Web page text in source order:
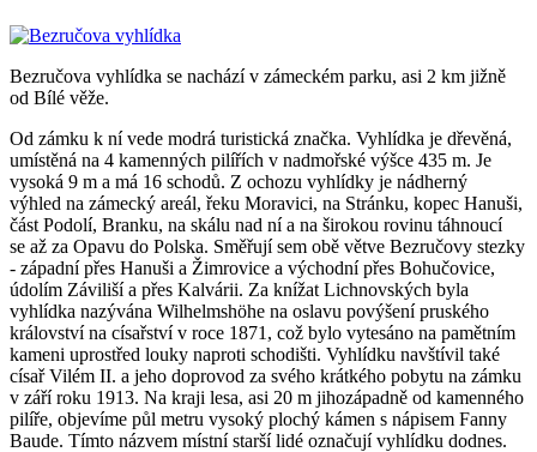
Bezručova vyhlídka se nachází v zámeckém parku, asi 2 km jižně
od Bílé věže.
Od zámku k ní vede modrá turistická značka. Vyhlídka je dřevěná,
umístěná na 4 kamenných pilířích v nadmořské výšce 435 m. Je
vysoká 9 m a má 16 schodů. Z ochozu vyhlídky je nádherný
výhled na zámecký areál, řeku Moravici, na Stránku, kopec Hanuši,
část Podolí, Branku, na skálu nad ní a na širokou rovinu táhnoucí
se až za Opavu do Polska. Směřují sem obě větve Bezručovy stezky
- západní přes Hanuši a Žimrovice a východní přes Bohučovice,
údolím Záviliší a přes Kalvárii. Za knížat Lichnovských byla
vyhlídka nazývána Wilhelmshöhe na oslavu povýšení pruského
království na císařství v roce 1871, což bylo vytesáno na pamětním
kameni uprostřed louky naproti schodišti. Vyhlídku navštívil také
císař Vilém II. a jeho doprovod za svého krátkého pobytu na zámku
v září roku 1913. Na kraji lesa, asi 20 m jihozápadně od kamenného
pilíře, objevíme půl metru vysoký plochý kámen s nápisem Fanny
Baude. Tímto názvem místní starší lidé označují vyhlídku dodnes.